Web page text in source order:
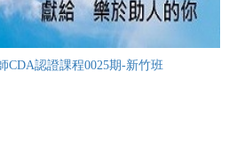
CDA認證課程0025期-新竹班